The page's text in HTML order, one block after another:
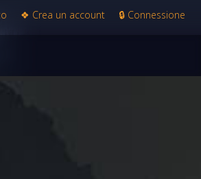
🔒Connessione
❖ Crea un account